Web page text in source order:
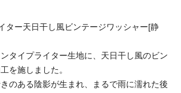
ター天日干し風ビンテージワッシャー[静
タイプライター生地に、天日干し風のビン
を施しました。
のある陰影が生まれ、まるで雨に濡れた後